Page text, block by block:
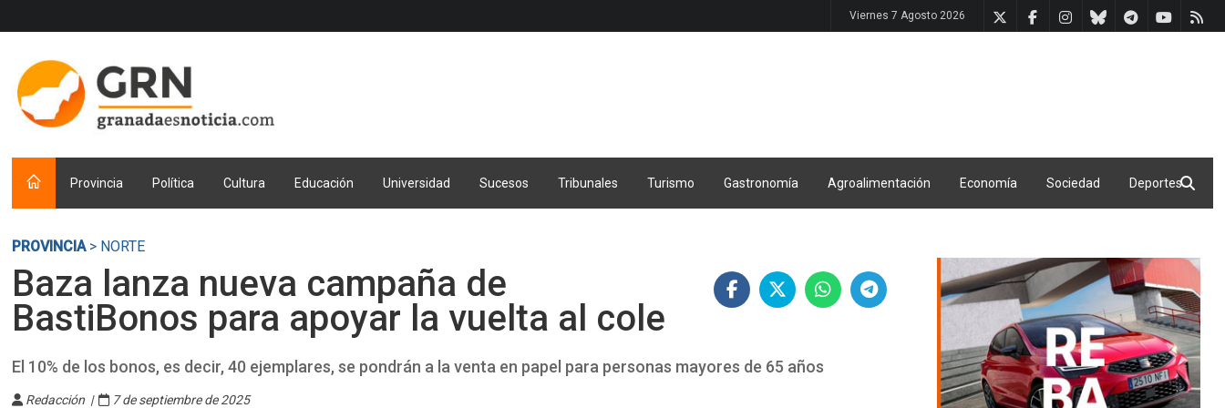
Viernes 7 Agosto 2026
Provincia Política Cultura Educación Universidad Sucesos Tribunales Turismo Gastronomía Agroalimentación Economía Sociedad Deportes
PROVINCIA> NORTE
Baza lanza nueva campaña de
BastiBonos para apoyar la vuelta al cole
El 10% de los bonos, es decir, 40 ejemplares, se pondrán a la venta en papel para personas mayores de 65 años
Redacción | 7 de septiembre de 2025